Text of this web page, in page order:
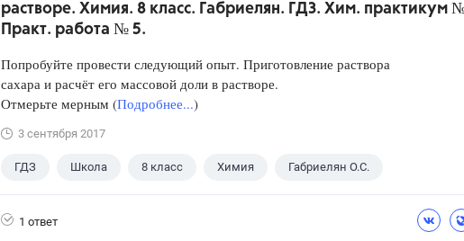
растворе. Химия. 8 класс. Габриелян. ГДЗ. Хим. практикум
Практ. работа № 5.
Попробуйте провести следующий опыт. Приготовление раствора
сахара и расчёт его массовой доли в растворе.
Отмерьте мерным (Подробнее...)
3 сентября 2017
ГДЗ Школа 8 класс Химия Габриелян О.С.
1 ответ